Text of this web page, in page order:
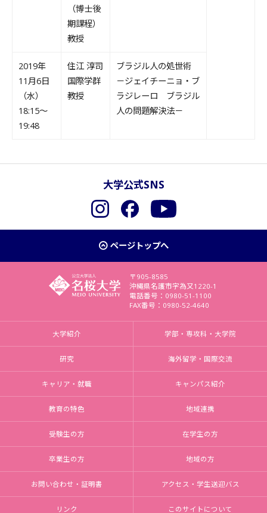
（博士後
期課程）
教授
2019年
11月6日
（水）
18:15～
19:48
住江 淳司
国際学群
教授
ブラジル人の処世術
－ジェイチーニョ・ブ
ラジレーロ ブラジル
人の問題解決法－
大学公式SNS
InstagramFacebookYouTube
ページトップへ
〒905-8585
沖縄県名護市字為又1220-1
電話番号：0980-51-1100
FAX番号：0980-52-4640
大学紹介 学部・専攻科・大学院
研究 海外留学・国際交流
キャリア・就職 キャンパス紹介
教育の特色 地域連携
受験生の方 在学生の方
卒業生の方 地域の方
お問い合わせ・証明書 アクセス・学生送迎バス
リンク このサイトについて